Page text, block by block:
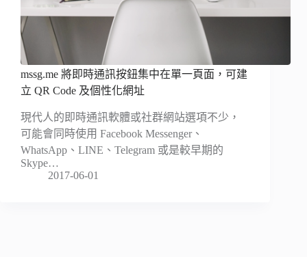
mssg.me 將即時通訊按鈕集中在單一頁面，可建
立 QR Code 及個性化網址
現代人的即時通訊軟體或社群網站選項不少，
可能會同時使用 Facebook Messenger、
WhatsApp、LINE、Telegram 或是較早期的
Skype…
2017-06-01